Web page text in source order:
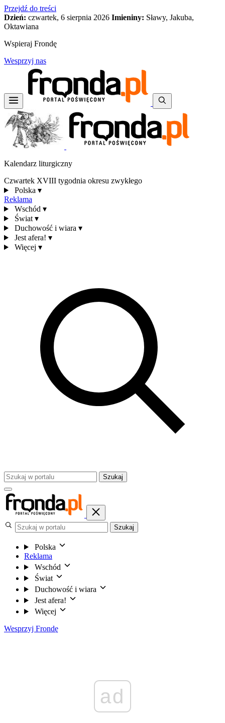
Przejdź do treści
Dzień: czwartek, 6 sierpnia 2026 Imieniny: Sławy, Jakuba,
Oktawiana
Wspieraj Frondę
Wesprzyj nas
Kalendarz liturgiczny
Czwartek XVIII tygodnia okresu zwykłego
Polska ▾
Reklama
Wschód ▾
Świat ▾
Duchowość i wiara ▾
Jest afera! ▾
Więcej ▾
Szukaj
Szukaj
Polska
Reklama
Wschód
Świat
Duchowość i wiara
Jest afera!
Więcej
Wesprzyj Frondę
ad